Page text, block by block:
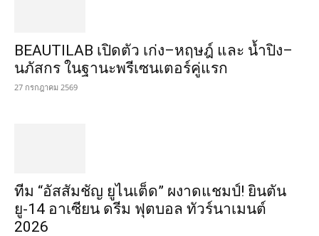
BEAUTILAB เปิดตัว เก่ง–หฤษฎ์ และ น้ำปิง–
นภัสกร ในฐานะพรีเซนเตอร์คู่แรก
27 กรกฎาคม 2569
ทีม “อัสสัมชัญ ยูไนเต็ด” ผงาดแชมป์! ยินตัน
ยู-14 อาเซียน ดรีม ฟุตบอล ทัวร์นาเมนต์
2026